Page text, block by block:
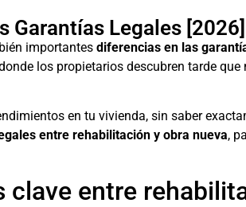
Garantías Legales [2026]
importantes diferencias en las
los propietarios descubren tarde que
en tu vivienda, sin saber
entre rehabilitación y obra nueva,
clave entre